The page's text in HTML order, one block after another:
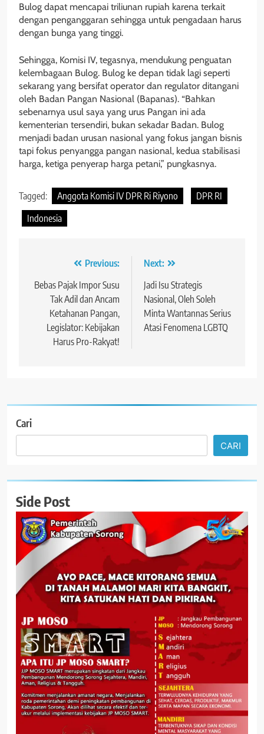
Bulog dapat mencapai triliunan rupiah karena terkait
dengan penganggaran sehingga untuk pengadaan harus
dengan bunga yang tinggi.
Sehingga, Komisi IV, tegasnya, mendukung penguatan
kelembagaan Bulog. Bulog ke depan tidak lagi seperti
sekarang yang bersifat operator dan regulator ditangani
oleh Badan Pangan Nasional (Bapanas). “Bahkan
sebenarnya usul saya yang urus Pangan ini ada
kementerian tersendiri, bukan sekadar Badan. Bulog
menjadi badan urusan nasional yang fokus jangan bisnis
tapi fokus penyangga pangan nasional, kedua stabilisasi
harga, ketiga penyerap harga petani,” pungkasnya.
Tagged: Anggota Komisi IV DPR Ri Riyono
DPR RI
Indonesia
Navigasi
pos
Previous:
Bebas Pajak Impor Susu
Tak Adil dan Ancam
Ketahanan Pangan,
Legislator: Kebijakan
Harus Pro-Rakyat!
Next:
Jadi Isu Strategis
Nasional, Oleh Soleh
Minta Wantannas Serius
Atasi Fenomena LGBTQ
Cari
CARI
Side Post